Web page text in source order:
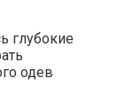
глубокие
одев